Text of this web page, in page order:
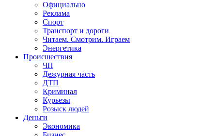
Официально
Реклама
Спорт
Транспорт и дороги
Читаем. Смотрим. Играем
Энергетика
Происшествия
ЧП
Дежурная часть
ДТП
Криминал
Курьезы
Розыск людей
Деньги
Экономика